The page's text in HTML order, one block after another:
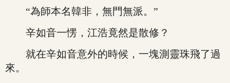
“為師本名韓非，無門無派。”
辛如音一愣，江浩竟然是散修？
就在辛如音意外的時候，一塊測靈珠飛了過
來。